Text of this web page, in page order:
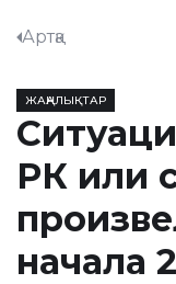
Артқа
ЖАҢАЛЫҚТАР
РК или
начала